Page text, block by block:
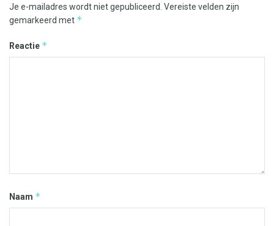
Je e-mailadres wordt niet gepubliceerd. Vereiste velden zijn
gemarkeerd met *
Reactie *
Naam *